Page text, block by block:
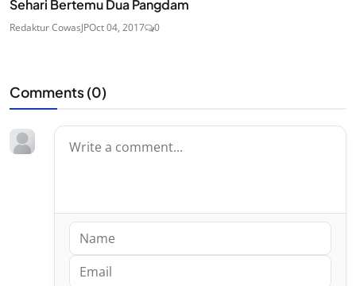
Sehari Bertemu Dua Pangdam
Redaktur CowasJPOct 04, 2017 0
Comments (0)